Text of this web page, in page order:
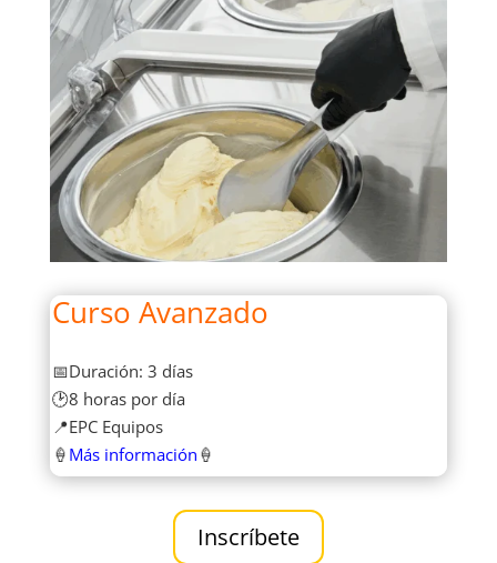
Curso Avanzado
📅Duración: 3 días
🕑8 horas por día
📍EPC Equipos
🍦 Más información 🍦
Inscríbete